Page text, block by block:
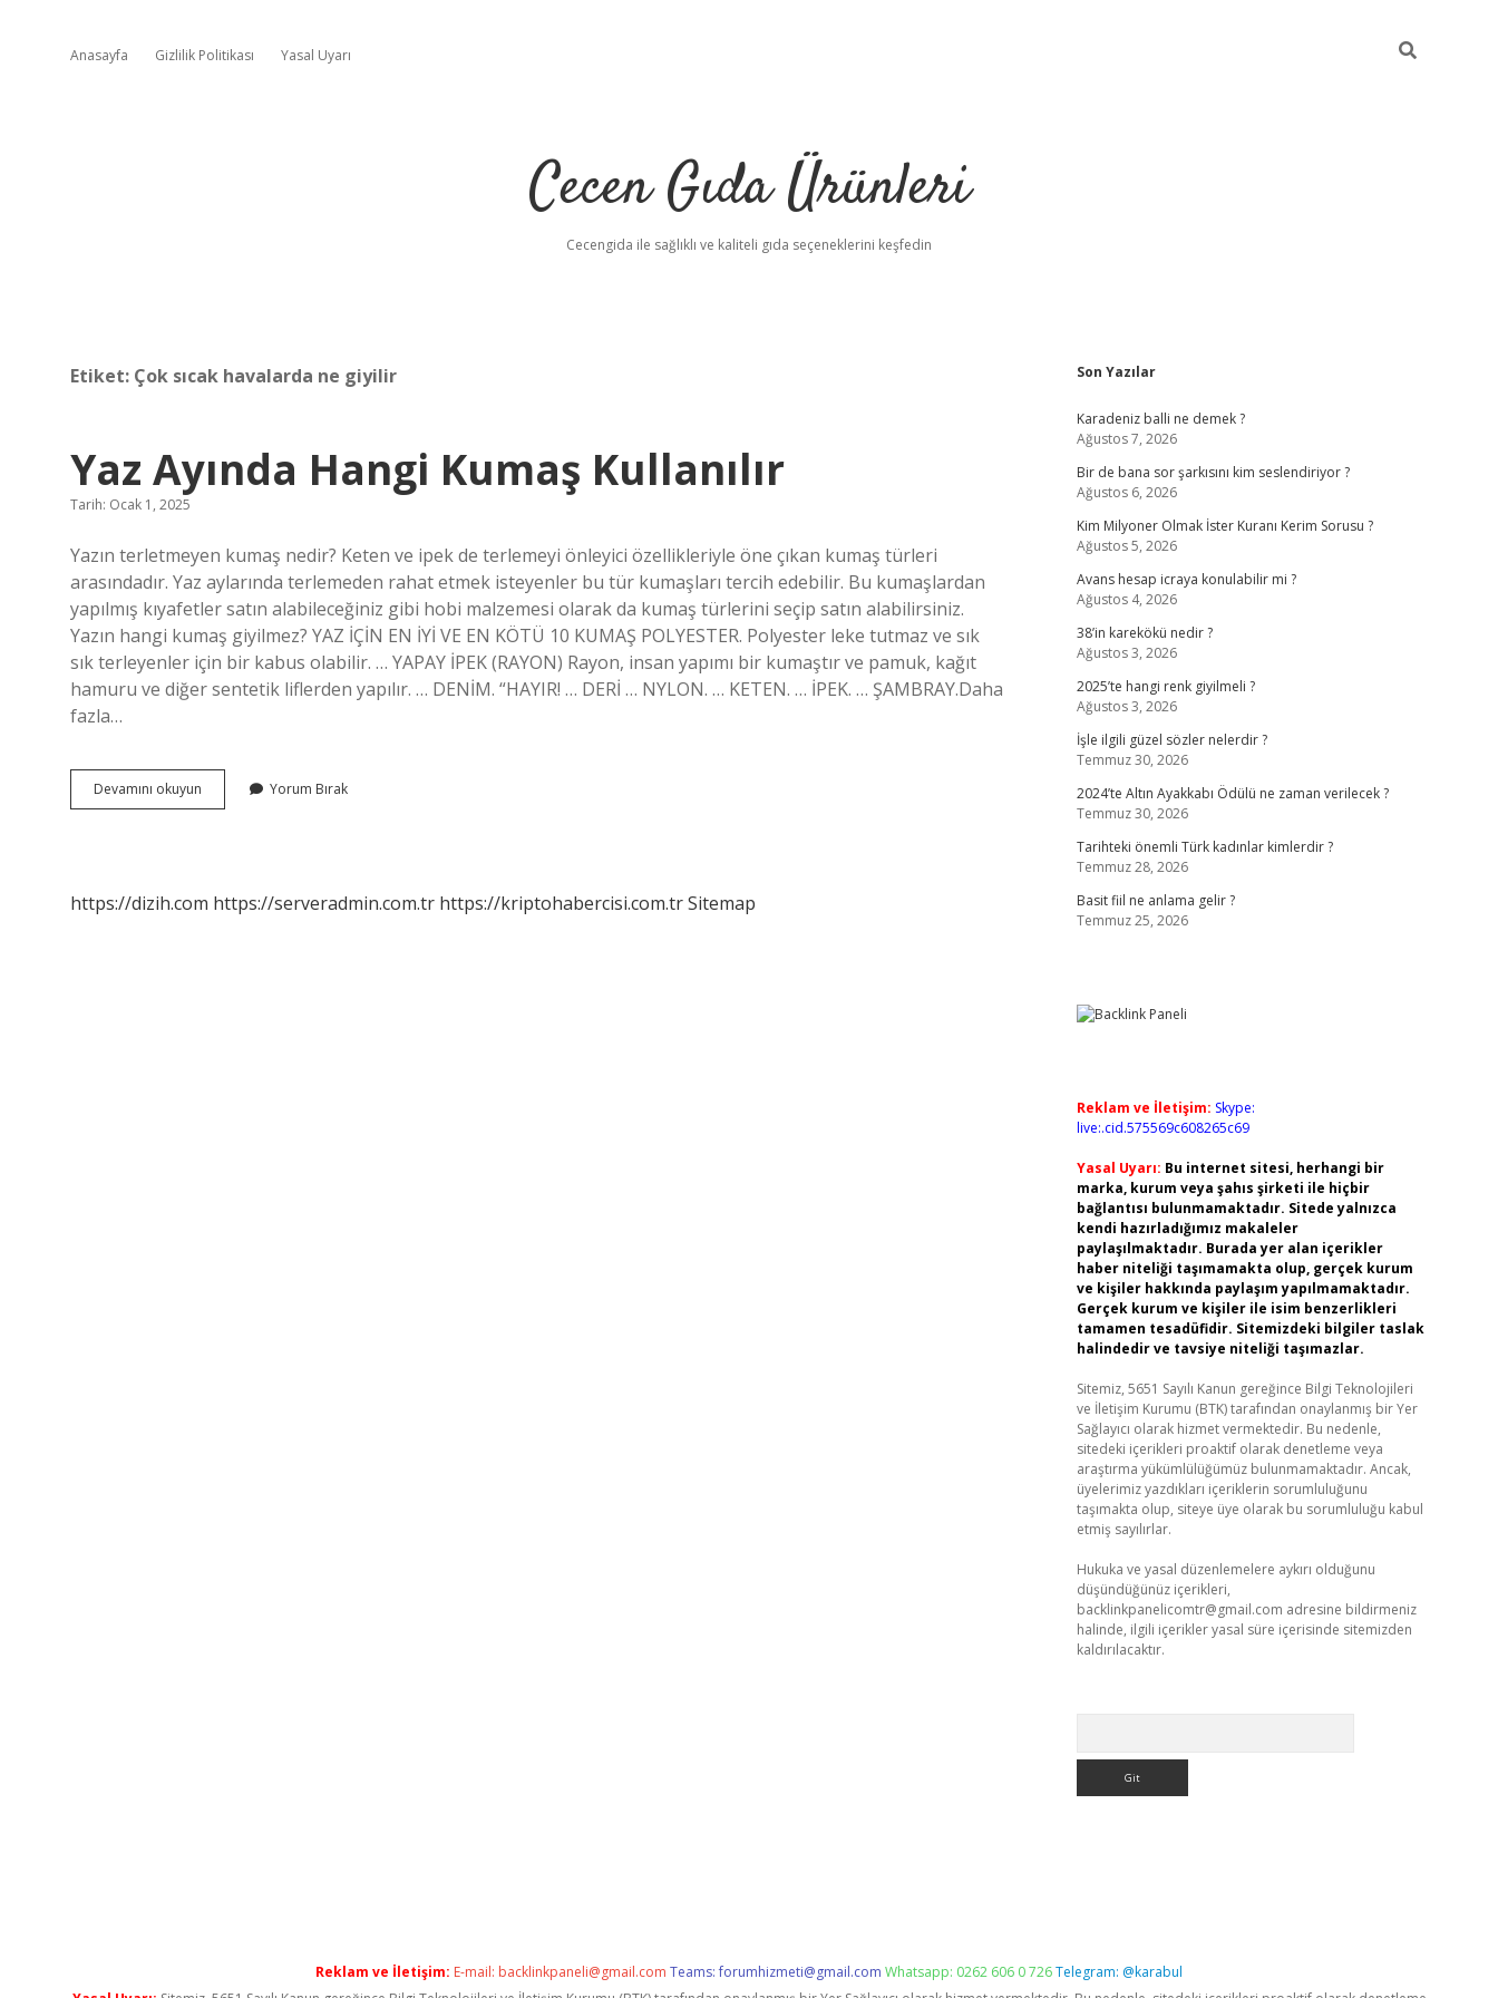
Anasayfa Gizlilik Politikası Yasal Uyarı
Cecen Gıda Ürünleri
Cecengida ile sağlıklı ve kaliteli gıda seçeneklerini keşfedin
Etiket: Çok sıcak havalarda ne giyilir
Yaz Ayında Hangi Kumaş Kullanılır
Tarih: Ocak 1, 2025
Yazın terletmeyen kumaş nedir? Keten ve ipek de terlemeyi önleyici özellikleriyle öne çıkan kumaş türleri
arasındadır. Yaz aylarında terlemeden rahat etmek isteyenler bu tür kumaşları tercih edebilir. Bu kumaşlardan
yapılmış kıyafetler satın alabileceğiniz gibi hobi malzemesi olarak da kumaş türlerini seçip satın alabilirsiniz.
Yazın hangi kumaş giyilmez? YAZ İÇİN EN İYİ VE EN KÖTÜ 10 KUMAŞ POLYESTER. Polyester leke tutmaz ve sık
sık terleyenler için bir kabus olabilir. … YAPAY İPEK (RAYON) Rayon, insan yapımı bir kumaştır ve pamuk, kağıt
hamuru ve diğer sentetik liflerden yapılır. … DENİM. “HAYIR! … DERİ … NYLON. … KETEN. … İPEK. … ŞAMBRAY.Daha
fazla…
Devamını okuyun
Ayında
Yorum Bırak
https://dizih.com https://serveradmin.com.tr https://kriptohabercisi.com.trSitemap
Sidebar
Son Yazılar
Karadeniz balli ne demek ?
Ağustos 7, 2026
Bir de bana sor şarkısını kim seslendiriyor ?
Ağustos 6, 2026
Kim Milyoner Olmak İster Kuranı Kerim Sorusu ?
Ağustos 5, 2026
Avans hesap icraya konulabilir mi ?
Ağustos 4, 2026
38’in karekökü nedir ?
Ağustos 3, 2026
2025’te hangi renk giyilmeli ?
Ağustos 3, 2026
İşle ilgili güzel sözler nelerdir ?
Temmuz 30, 2026
2024’te Altın Ayakkabı Ödülü ne zaman verilecek ?
Temmuz 30, 2026
Tarihteki önemli Türk kadınlar kimlerdir ?
Temmuz 28, 2026
Basit fiil ne anlama gelir ?
Temmuz 25, 2026
Reklam ve İletişim: Skype:
live:.cid.575569c608265c69
Yasal Uyarı: Bu internet sitesi, herhangi bir
marka, kurum veya şahıs şirketi ile hiçbir
bağlantısı bulunmamaktadır. Sitede yalnızca
kendi hazırladığımız makaleler
paylaşılmaktadır. Burada yer alan içerikler
haber niteliği taşımamakta olup, gerçek kurum
ve kişiler hakkında paylaşım yapılmamaktadır.
Gerçek kurum ve kişiler ile isim benzerlikleri
tamamen tesadüfidir. Sitemizdeki bilgiler taslak
halindedir ve tavsiye niteliği taşımazlar.
Sitemiz, 5651 Sayılı Kanun gereğince Bilgi Teknolojileri
ve İletişim Kurumu (BTK) tarafından onaylanmış bir Yer
Sağlayıcı olarak hizmet vermektedir. Bu nedenle,
sitedeki içerikleri proaktif olarak denetleme veya
araştırma yükümlülüğümüz bulunmamaktadır. Ancak,
üyelerimiz yazdıkları içeriklerin sorumluluğunu
taşımakta olup, siteye üye olarak bu sorumluluğu kabul
etmiş sayılırlar.
Hukuka ve yasal düzenlemelere aykırı olduğunu
düşündüğünüz içerikleri,
backlinkpanelicomtr@gmail.com adresine bildirmeniz
halinde, ilgili içerikler yasal süre içerisinde sitemizden
kaldırılacaktır.
Reklam ve İletişim: E-mail: backlinkpaneli@gmail.com Teams:forumhizmeti@gmail.com Whatsapp: 0262 606 0 726Telegram: @karabul